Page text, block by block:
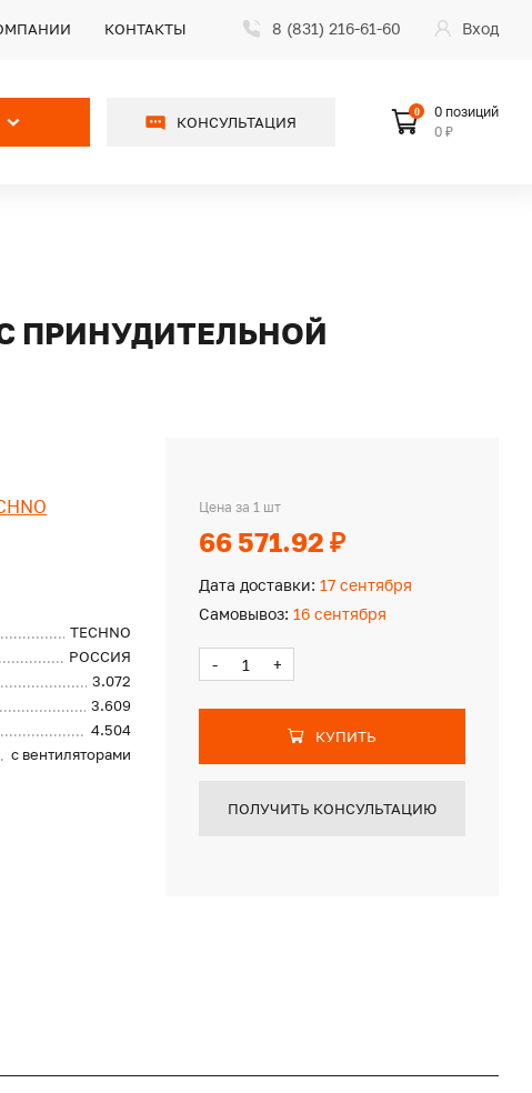
КОНТАКТЫ 8 (831) 216-61-60 Вход
КОНСУЛЬТАЦИЯ
0
0 позиций
0 ₽
С ПРИНУДИТЕЛЬНОЙ
TECHNO
РОССИЯ
3.072
3.609
4.504
с вентиляторами
Цена за 1 шт
66 571.92 ₽
Дата доставки: 17 сентября
Самовывоз: 16 сентября
- +
КУПИТЬ
ПОЛУЧИТЬ КОНСУЛЬТАЦИЮ